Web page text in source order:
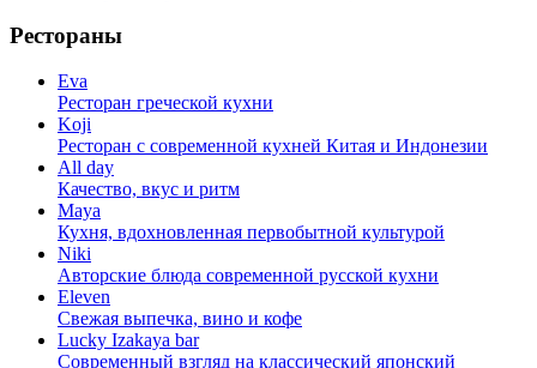
Рестораны
Eva
Ресторан греческой кухни
Koji
Ресторан с cовременной кухней Китая и Индонезии
All day
Качество, вкус и ритм
Maya
Кухня, вдохновленная первобытной культурой
Niki
Авторские блюда современной русской кухни
Eleven
Свежая выпечка, вино и кофе
Lucky Izakaya bar
Современный взгляд на классический японский